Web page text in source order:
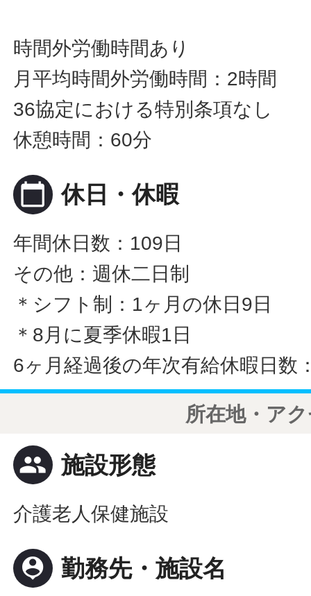
時間外労働時間あり
月平均時間外労働時間：2時間
36協定における特別条項なし
休憩時間：60分
calendar_today 休日・休暇
年間休日数：109日
その他：週休二日制
＊シフト制：1ヶ月の休日9日
＊8月に夏季休暇1日
6ヶ月経過後の年次有給休暇日数
所在地・ア
people 施設形態
介護老人保健施設
person_pin 勤務先・施設名